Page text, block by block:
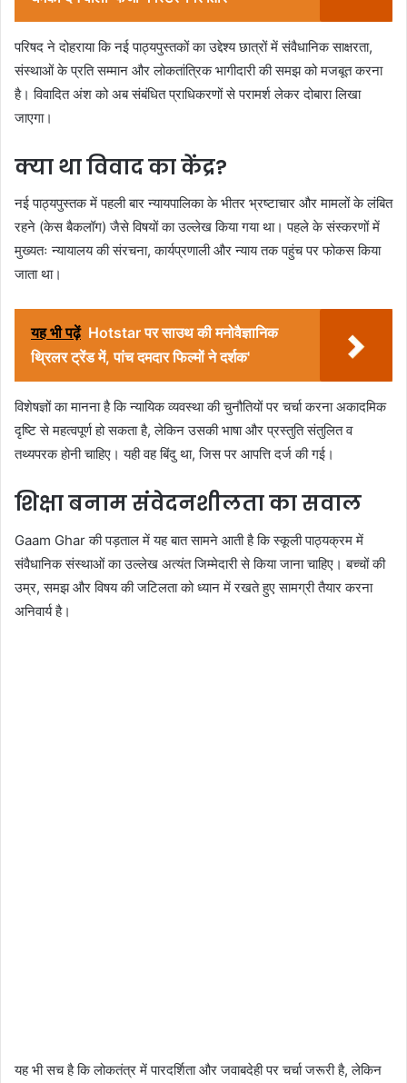
परिषद ने दोहराया कि नई पाठ्यपुस्तकों का उद्देश्य छात्रों में संवैधानिक साक्षरता,
संस्थाओं के प्रति सम्मान और लोकतांत्रिक भागीदारी की समझ को मजबूत करना
है। विवादित अंश को अब संबंधित प्राधिकरणों से परामर्श लेकर दोबारा लिखा
जाएगा।
क्या था विवाद का केंद्र?
नई पाठ्यपुस्तक में पहली बार न्यायपालिका के भीतर भ्रष्टाचार और मामलों के लंबित
रहने (केस बैकलॉग) जैसे विषयों का उल्लेख किया गया था। पहले के संस्करणों में
मुख्यतः न्यायालय की संरचना, कार्यप्रणाली और न्याय तक पहुंच पर फोकस किया
जाता था।
यह भी पढ़ें Hotstar पर साउथ की मनोवैज्ञानिक
थ्रिलर ट्रेंड में, पांच दमदार फिल्मों ने दर्शक'
विशेषज्ञों का मानना है कि न्यायिक व्यवस्था की चुनौतियों पर चर्चा करना अकादमिक
दृष्टि से महत्वपूर्ण हो सकता है, लेकिन उसकी भाषा और प्रस्तुति संतुलित व
तथ्यपरक होनी चाहिए। यही वह बिंदु था, जिस पर आपत्ति दर्ज की गई।
शिक्षा बनाम संवेदनशीलता का सवाल
Gaam Ghar की पड़ताल में यह बात सामने आती है कि स्कूली पाठ्यक्रम में
संवैधानिक संस्थाओं का उल्लेख अत्यंत जिम्मेदारी से किया जाना चाहिए। बच्चों की
उम्र, समझ और विषय की जटिलता को ध्यान में रखते हुए सामग्री तैयार करना
अनिवार्य है।
यह भी सच है कि लोकतंत्र में पारदर्शिता और जवाबदेही पर चर्चा जरूरी है, लेकिन